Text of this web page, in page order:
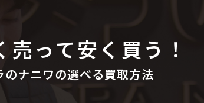
売って安く買う！
のナニワの選べる買取方法